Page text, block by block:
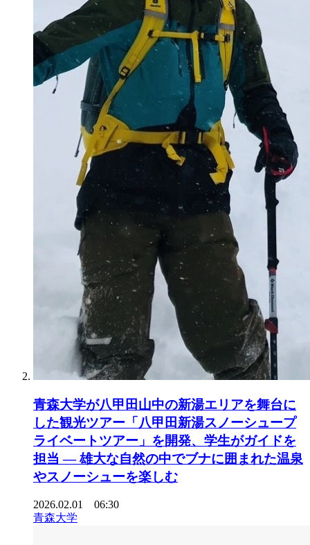
青森大学が八甲田山中の新湯エリアを舞台に
した観光ツアー「八甲田新湯スノーシュープ
ライベートツアー」を開発、学生がガイドを
担当 ― 雄大な自然の中でブナに囲まれた温泉
やスノーシューを楽しむ
2026.02.01 06:30
青森大学